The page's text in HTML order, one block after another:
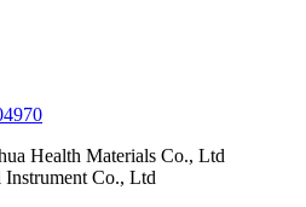
Health Materials Co., Ltd
Co., Ltd